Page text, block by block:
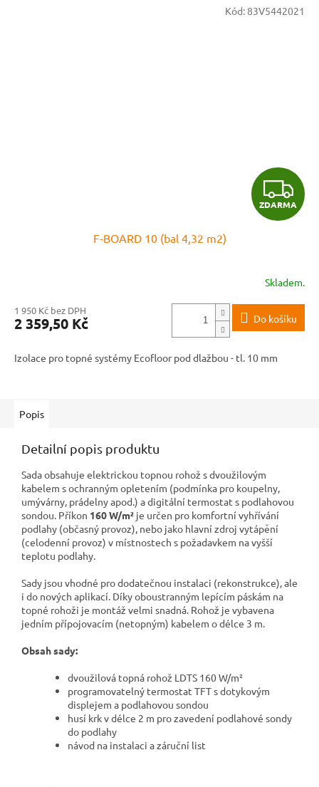
Z
D
R
M
A
ZDARMA
F-BOARD 10 (bal 4,32 m2)
Skladem.
1 950 Kč bez DPH
2 359,50 Kč Do košíku
Izolace pro topné systémy Ecofloor pod dlažbou - tl. 10 mm
Kód:83V5442021
Popis
Detailní popis produktu
Sada obsahuje elektrickou topnou rohož s dvoužilovým
kabelem s ochranným opletením (podmínka pro koupelny,
umývárny, prádelny apod.) a digitální termostat s podlahovou
sondou. Příkon 160 W/m² je určen pro komfortní vyhřívání
podlahy (občasný provoz), nebo jako hlavní zdroj vytápění
(celodenní provoz) v místnostech s požadavkem na vyšší
teplotu podlahy.
Sady jsou vhodné pro dodatečnou instalaci (rekonstrukce), ale
i do nových aplikací. Díky oboustranným lepícím páskám na
topné rohoži je montáž velmi snadná. Rohož je vybavena
jedním přípojovacím (netopným) kabelem o délce 3 m.
Obsah sady:
dvoužilová topná rohož LDTS 160 W/m²
programovatelný termostat TFT s dotykovým
displejem a podlahovou sondou
husí krk v délce 2 m pro zavedení podlahové sondy
do podlahy
návod na instalaci a záruční list